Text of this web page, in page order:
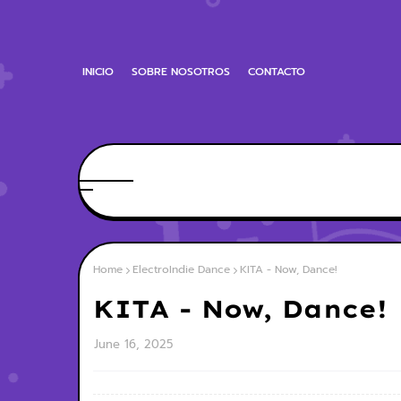
INICIO SOBRE NOSOTROS CONTACTO
Home ElectroIndie Dance KITA - Now, Dance!
KITA - Now, Dance!
June 16, 2025